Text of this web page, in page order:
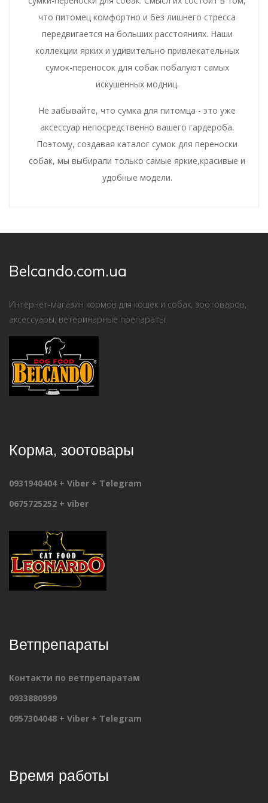
что питомец комфортно и без лишнего стресса
передвигается на больших расстояниях. Наши
коллекции ярких и удивительно привлекательных
сумок-переносок для собак побалуют самых
искушенных модниц.
Не забывайте, что сумка для питомца - это уже
аксессуар непосредственно вашего гардероба.
Поэтому, создавая каталог сумок для переноски
собак, мы выбирали только самые яркие,красивые и
удобные модели.
Belcando.com.ua
Интернет-магазин кормов для кошек и собак, зоотоваров,
аксессуары, ветеринарные препараты.
Корма, зоотовары
0931940404 + Viber + Telegram
0675725252 + viber
Ветпрепараты
Контакти по ветпрепаратам
0933880999
0957304048 + Viber + Telegram
Время работы